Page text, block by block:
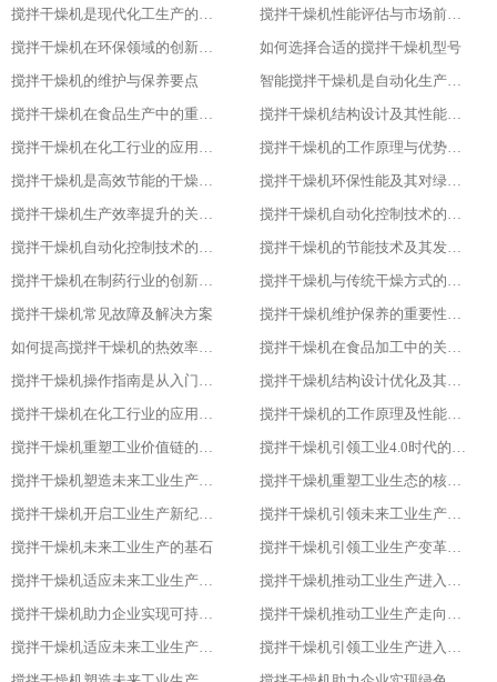
搅拌干燥机是现代化工生产的得力助手
搅拌干燥机性能评估与市场前景分析
搅拌干燥机在环保领域的创新应用
如何选择合适的搅拌干燥机型号
搅拌干燥机的维护与保养要点
智能搅拌干燥机是自动化生产的新趋势
搅拌干燥机在食品生产中的重要作用
搅拌干燥机结构设计及其性能优化
搅拌干燥机在化工行业的应用实践
搅拌干燥机的工作原理与优势分析
搅拌干燥机是高效节能的干燥新选择
搅拌干燥机环保性能及其对绿色生产的意义
搅拌干燥机生产效率提升的关键因素
搅拌干燥机自动化控制技术的探索与实践
搅拌干燥机自动化控制技术的探索与实践
搅拌干燥机的节能技术及其发展趋势
搅拌干燥机在制药行业的创新应用
搅拌干燥机与传统干燥方式的比较与优势分析
搅拌干燥机常见故障及解决方案
搅拌干燥机维护保养的重要性及实施方法
如何提高搅拌干燥机的热效率与干燥效果
搅拌干燥机在食品加工中的关键作用
搅拌干燥机操作指南是从入门到精通
搅拌干燥机结构设计优化及其影响研究
搅拌干燥机在化工行业的应用及优势分析
搅拌干燥机的工作原理及性能特点详解
搅拌干燥机重塑工业价值链的重要一环
搅拌干燥机引领工业4.0时代的核心设备
搅拌干燥机塑造未来工业生产新格局的重要工具
搅拌干燥机重塑工业生态的核心力量
搅拌干燥机开启工业生产新纪元的关键
搅拌干燥机引领未来工业生产的先锋
搅拌干燥机未来工业生产的基石
搅拌干燥机引领工业生产变革的重要力量
搅拌干燥机适应未来工业生产需求的必备设备
搅拌干燥机推动工业生产进入高效、绿色、智能新时代
搅拌干燥机助力企业实现可持续发展目标
搅拌干燥机推动工业生产走向智能化、绿色化、高效化
搅拌干燥机适应未来工业生产需求的创新设备
搅拌干燥机引领工业生产进入新时代